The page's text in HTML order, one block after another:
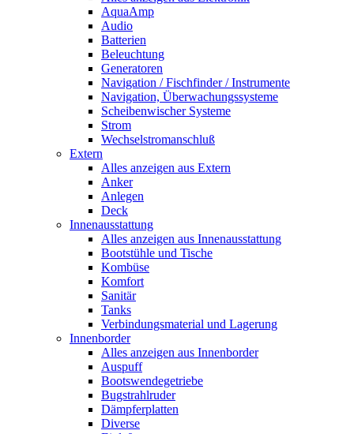
AquaAmp
Audio
Batterien
Beleuchtung
Generatoren
Navigation / Fischfinder / Instrumente
Navigation, Überwachungssysteme
Scheibenwischer Systeme
Strom
Wechselstromanschluß
Extern
Alles anzeigen aus Extern
Anker
Anlegen
Deck
Innenausstattung
Alles anzeigen aus Innenausstattung
Bootstühle und Tische
Kombüse
Komfort
Sanitär
Tanks
Verbindungsmaterial und Lagerung
Innenborder
Alles anzeigen aus Innenborder
Auspuff
Bootswendegetriebe
Bugstrahlruder
Dämpferplatten
Diverse